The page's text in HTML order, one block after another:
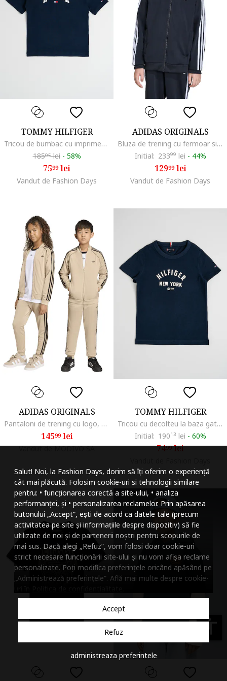
Salut! Noi, la Fashion Days, dorim să îți oferim o experiență
cât mai plăcută. Folosim cookie-uri si tehnologii similare
pentru: • funcționarea corectă a site-ului, • analiza
performanței, și • personalizarea reclamelor. Prin apăsarea
butonului „Accept”, ești de acord ca datele tale (precum
activitatea pe site și informațiile despre dispozitiv) să fie
utilizate de noi și de partenerii noștri pentru scopurile de
mai sus. Dacă alegi „Refuz”, vom folosi doar cookie-uri
strict necesare funcționării site-ului și nu vom afișa reclame
personalizate. Poți modifica preferințele oricând apăsând pe
„Administrează preferințele”. Află mai multe despre cookie-
Accept
Refuz
administreaza preferintele
TOMMY HILFIGER
Tricou de bumbac cu imprimeu logo, Alb/Albastru ultramarin
18505lei - 58%
7599lei
Vandut de Fashion Days
ADIDAS ORIGINALS
Bluza de trening cu fermoar si guler baseball, Alb/Negru
Initial: 23399 lei - 44%
12999lei
Vandut de Fashion Days
ADIDAS ORIGINALS
Pantaloni de trening cu logo, Negru/Maro nisip
14599lei
Vandut de MODIVO SA
TOMMY HILFIGER
Tricou cu decolteu la baza gatului si imprimeu logo, Albastru inchis/Alb murdar
Initial: 19013 lei - 60%
7499lei
accessibility
Micsoreaza
Mareste spatierea
Micsoreaza
Mareste inaltimea
Micsoreaza
Inverseaza culorile
Nuante de gri
Cursor mare